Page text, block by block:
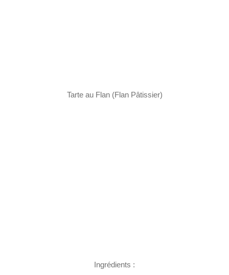
Tarte au Flan (Flan Pâtissier)
Ingrédients :